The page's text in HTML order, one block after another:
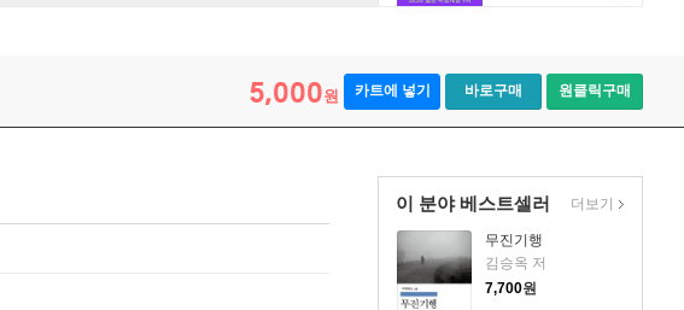
5,000원 카트에 넣기 바로구매 원클릭구매
이 분야 베스트셀러
무진기행
김승옥 저
7,700원
더보기